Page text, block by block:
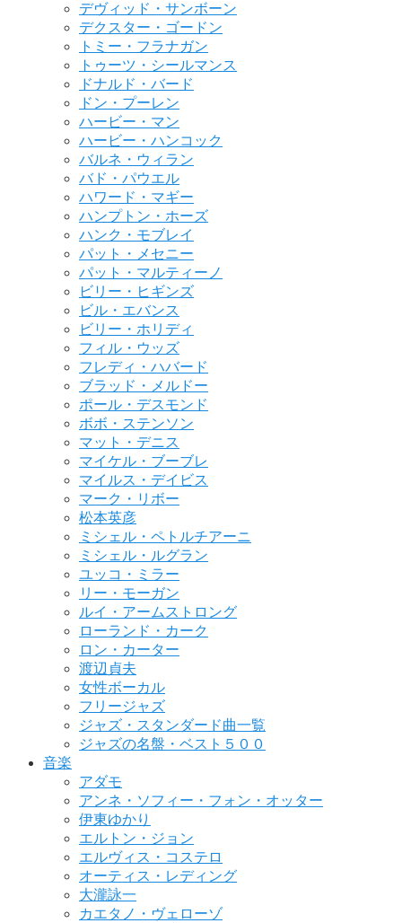
デヴィッド・サンボーン
デクスター・ゴードン
トミー・フラナガン
トゥーツ・シールマンス
ドナルド・バード
ドン・プーレン
ハービー・マン
ハービー・ハンコック
バルネ・ウィラン
バド・パウエル
ハワード・マギー
ハンプトン・ホーズ
ハンク・モブレイ
パット・メセニー
パット・マルティーノ
ビリー・ヒギンズ
ビル・エバンス
ビリー・ホリディ
フィル・ウッズ
フレディ・ハバード
ブラッド・メルドー
ポール・デスモンド
ボボ・ステンソン
マット・デニス
マイケル・ブーブレ
マイルス・デイビス
マーク・リボー
松本英彦
ミシェル・ペトルチアーニ
ミシェル・ルグラン
ユッコ・ミラー
リー・モーガン
ルイ・アームストロング
ローランド・カーク
ロン・カーター
渡辺貞夫
女性ボーカル
フリージャズ
ジャズ・スタンダード曲一覧
ジャズの名盤・ベスト５００
音楽
アダモ
アンネ・ソフィー・フォン・オッター
伊東ゆかり
エルトン・ジョン
エルヴィス・コステロ
オーティス・レディング
大瀧詠一
カエタノ・ヴェローゾ